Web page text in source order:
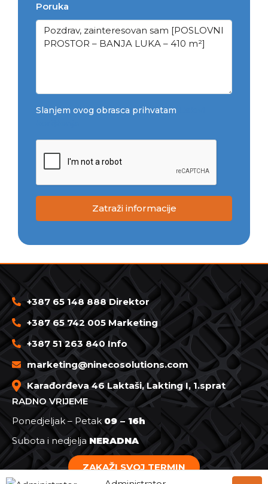
Poruka
Slanjem ovog obrasca prihvatam
Zatraži informacije
+387 65 148 888 Direktor
+387 65 742 005 Marketing
+387 51 263 840 Info
marketing@ninecosolutions.com
Karađorđeva 46 Laktaši, Lakting I, 1.sprat
RADNO VRIJEME
Ponedjeljak – Petak 09 – 16h
Subota i nedjelja NERADNA
ZAKAŽI SVOJ TERMIN